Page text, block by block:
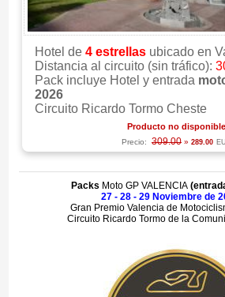
Hotel de 4 estrellasubicado en
Distancia al circuito (sin tráfico):
Pack incluye Hotel y entrada
2026
Circuito Ricardo Tormo Cheste
Producto no disponible
Precio: 309.00 » 289.00
Packs Moto GP VALENCIA (
27 - 28 - 29 Noviembre de
Gran Premio Valencia de
Circuito Ricardo Tormo de la